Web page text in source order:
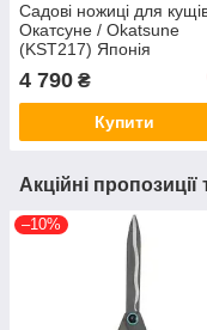
Садові ножиці для
Окатсуне / Okatsune
(KST217) Японія
4 790 ₴
Купити
Акційні
–10%